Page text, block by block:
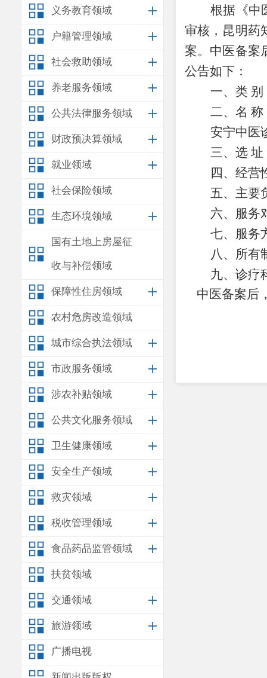
义务教育领域
户籍管理领域
社会救助领域
养老服务领域
公共法律服务领域
财政预决算领域
就业领域
社会保险领域
生态环境领域
国有土地上房屋征
收与补偿领域
保障性住房领域
农村危房改造领域
城市综合执法领域
市政服务领域
涉农补贴领域
公共文化服务领域
卫生健康领域
安全生产领域
救灾领域
税收管理领域
食品药品监管领域
扶贫领域
交通领域
旅游领域
广播电视
根据《中
审核， 昆明药
案。 中医备案
公告如下：
一、类 别
二、名 称
安宁中医
三、选 址
四、经营
五、主要
六、服务
七、服务
八、所有
九、诊疗
中医备案后